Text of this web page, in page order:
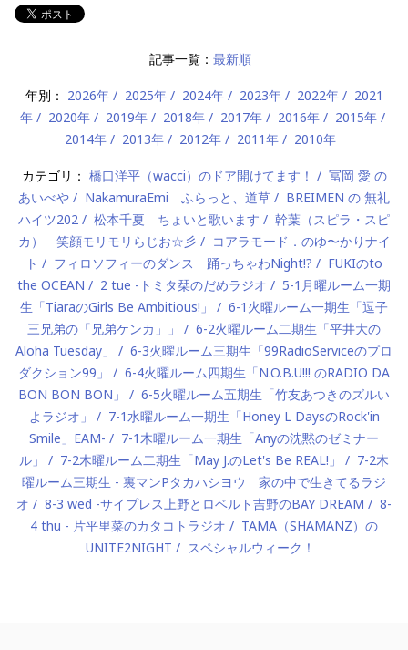
記事一覧： 最新順
年別： 2026年 2025年 2024年 2023年 2022年
2021
年
2020年 2019年 2018年 2017年 2016年
2015年
2014年
2013年 2012年 2011年 2010年
カテゴリ： 橋口洋平（wacci）のドア開けてます！
冨岡 愛 の
あいべや
NakamuraEmi ふらっと、道草
BREIMEN の 無礼
ハイツ202
松本千夏 ちょいと歌います
幹葉（スピラ・スピ
カ） 笑顔モリモリらじお☆彡
コアラモード．のゆ〜かりナイ
ト
フィロソフィーのダンス 踊っちゃわNight!?
FUKIのto
the OCEAN
2 tue -トミタ栞のだめラジオ
5-1月曜ルーム一期
生「TiaraのGirls Be Ambitious!」
6-1火曜ルーム一期生「逗子
三兄弟の「兄弟ケンカ」」
6-2火曜ルーム二期生「平井大の
Aloha Tuesday」
6-3火曜ルーム三期生「99RadioServiceのプロ
ダクション99」
6-4火曜ルーム四期生「N.O.B.U!!! のRADIO DA
BON BON BON」
6-5火曜ルーム五期生「竹友あつきのズルい
よラジオ」
7-1水曜ルーム一期生「Honey L DaysのRock'in
Smile」EAM-
7-1木曜ルーム一期生「Anyの沈黙のゼミナー
ル」
7-2木曜ルーム二期生「May J.のLet's Be REAL!」
7-2木
曜ルーム三期生 - 裏マンPタカハシヨウ 家の中で生きてるラジ
オ
8-3 wed -サイプレス上野とロベルト吉野のBAY DREAM
8-
4 thu - 片平里菜のカタコトラジオ
TAMA（SHAMANZ）の
UNITE2NIGHT
スペシャルウィーク！